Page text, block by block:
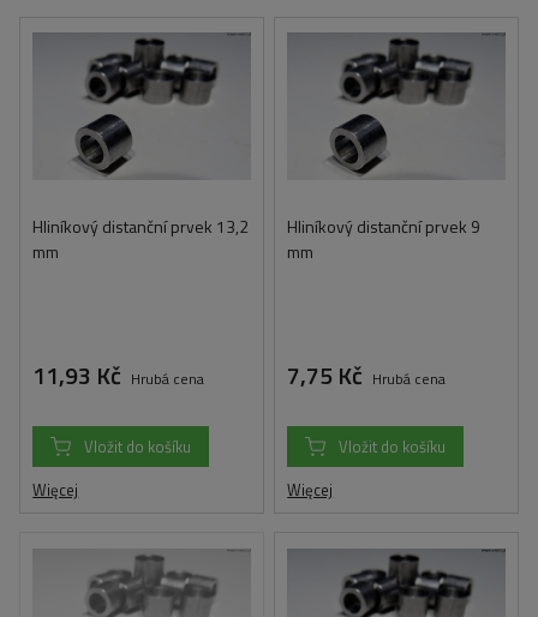
Hliníkový distanční prvek 13,2
mm
11,93 Kč Hrubá cena
Vložit do košíku
Więcej
Hliníkový distanční prvek 9
mm
7,75 Kč Hrubá cena
Vložit do košíku
Więcej